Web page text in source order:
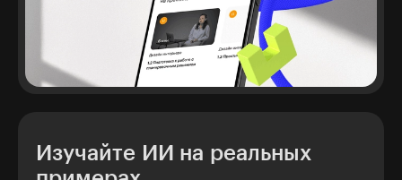
Изучайте ИИ на реальных